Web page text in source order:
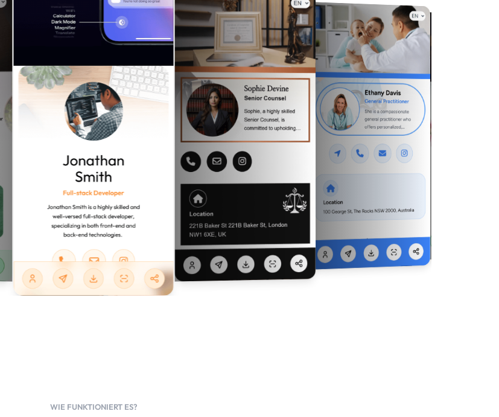
WIE FUNKTIONIERT ES?